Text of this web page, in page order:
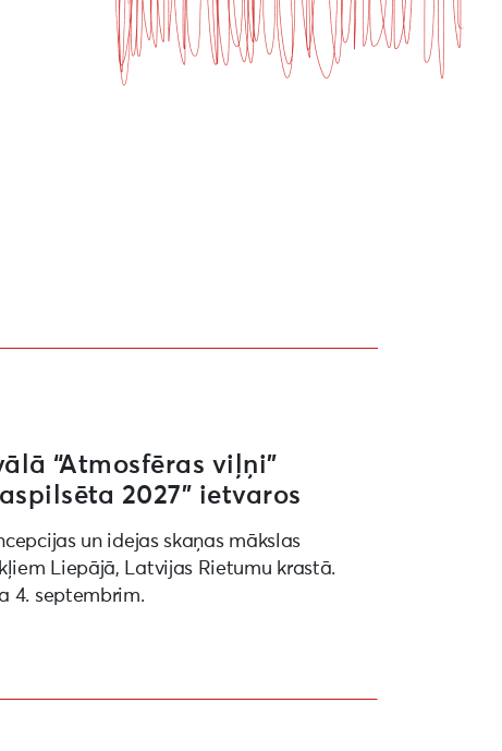
“Atmosfēras viļņi”
2027” ietvaros
un idejas skaņas mākslas
Liepājā, Latvijas Rietumu krastā.
4. septembrim.